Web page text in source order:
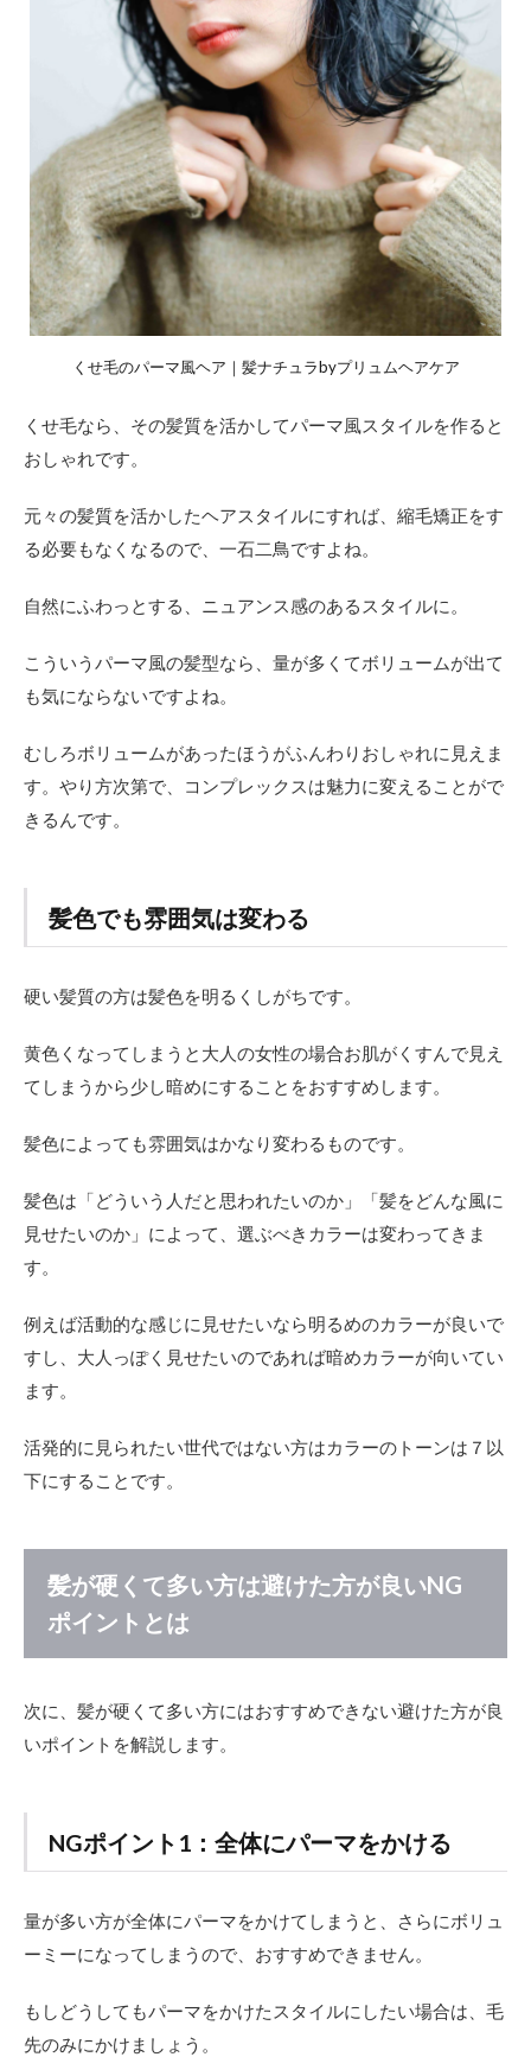
くせ毛のパーマ風ヘア｜髪ナチュラbyプリュムヘアケア
くせ毛なら、その髪質を活かしてパーマ風スタイルを作ると
おしゃれです。
元々の髪質を活かしたヘアスタイルにすれば、縮毛矯正をす
る必要もなくなるので、一石二鳥ですよね。
自然にふわっとする、ニュアンス感のあるスタイルに。
こういうパーマ風の髪型なら、量が多くてボリュームが出て
も気にならないですよね。
むしろボリュームがあったほうがふんわりおしゃれに見えま
す。やり方次第で、コンプレックスは魅力に変えることがで
きるんです。
髪色でも雰囲気は変わる
硬い髪質の方は髪色を明るくしがちです。
黄色くなってしまうと大人の女性の場合お肌がくすんで見え
てしまうから少し暗めにすることをおすすめします。
髪色によっても雰囲気はかなり変わるものです。
髪色は「どういう人だと思われたいのか」「髪をどんな風に
見せたいのか」によって、選ぶべきカラーは変わってきま
す。
例えば活動的な感じに見せたいなら明るめのカラーが良いで
すし、大人っぽく見せたいのであれば暗めカラーが向いてい
ます。
活発的に見られたい世代ではない方はカラーのトーンは７以
下にすることです。
髪が硬くて多い方は避けた方が良いNG
ポイントとは
次に、髪が硬くて多い方にはおすすめできない避けた方が良
いポイントを解説します。
NGポイント1：全体にパーマをかける
量が多い方が全体にパーマをかけてしまうと、さらにボリュ
ーミーになってしまうので、おすすめできません。
もしどうしてもパーマをかけたスタイルにしたい場合は、毛
先のみにかけましょう。